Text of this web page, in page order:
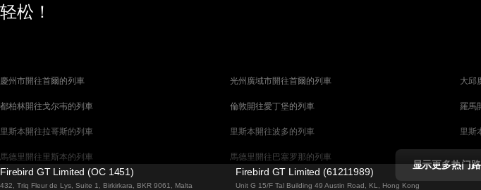
轻松！
慶州市開往首爾的列車 光州廣域市開往首爾的列車 大邱
都柏林開往戈尔韦的列車 倫敦開往愛丁堡的列車 羅馬
里斯本開往拉哥斯的列車 里斯本開往波多的列車 里斯
馬德里開往里斯本的列車 馬德里開往巴塞罗那的列車 馬
馬拉加開往馬德里的列車 巴塞罗那開往馬德里的列車
显示更多热门
Firebird GT Limited (OC 1451)
432, Triq Fleur de Lys, Suite 1, Birkirkara, BKR 9061, Malta
Firebird GT Limited (61211989)
Unit G 15/F Tal Building 49 Austin Road, KL, Hong Kong